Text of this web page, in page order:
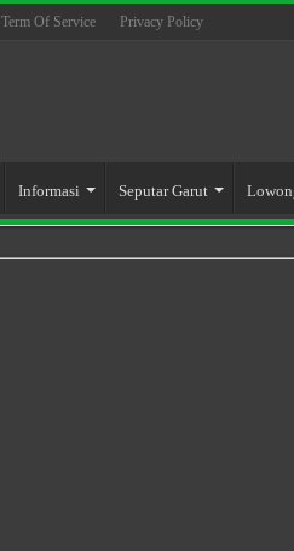
Term Of Service Privacy Policy
Informasi Seputar Garut